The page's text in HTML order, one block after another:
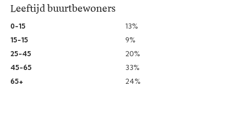
Leeftijd buurtbewoners
0-15
13%
15-15
9%
25-45
20%
45-65
33%
65+
24%